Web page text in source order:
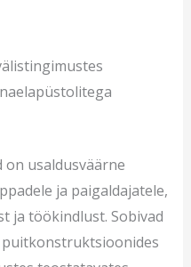
usaldusväärne
ja paigaldajatele,
ja töökindlust. Sobivad